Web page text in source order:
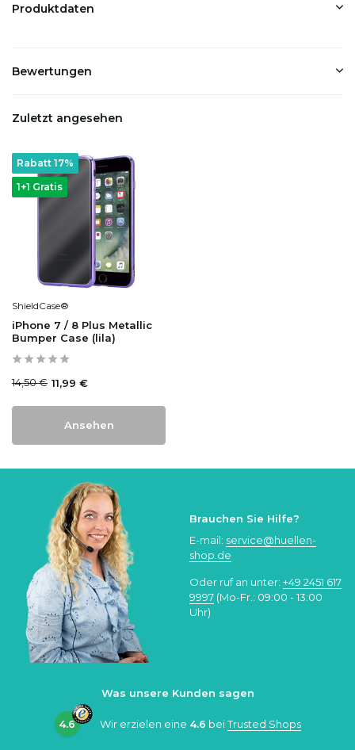
Produktdaten
Bewertungen
Zuletzt angesehen
1+1 Gratis
Rabatt 17%
ShieldCase®
iPhone 7 / 8 Plus Metallic
Bumper Case (lila)
14,50 € 11,99 €
Ansehen
Brauchen Sie Hilfe?
E-mail: service@huellen-
shop.de
Oder ruf an unter: +49 2451 617
9997 (Mo-Fr.: 09:00 - 13:00
Uhr)
Was unsere Kunden sagen
4.6 Wir erzielen eine 4.6 beiTrusted Shops